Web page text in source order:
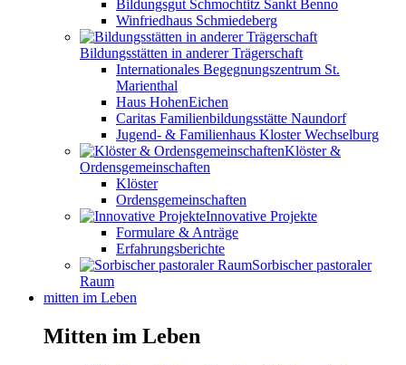
Bildungsgut Schmochtitz Sankt Benno
Winfriedhaus Schmiedeberg
Bildungsstätten in anderer Trägerschaft
Internationales Begegnungszentrum St.
Marienthal
Haus HohenEichen
Caritas Familienbildungsstätte Naundorf
Jugend- & Familienhaus Kloster Wechselburg
Klöster &
Ordensgemeinschaften
Klöster
Ordensgemeinschaften
Innovative Projekte
Formulare & Anträge
Erfahrungsberichte
Sorbischer pastoraler
Raum
mitten im Leben
Mitten im Leben